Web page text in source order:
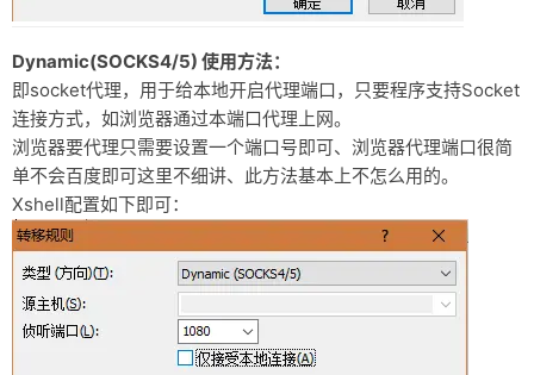
Dynamic(SOCKS4/5) 使用方法：
即socket代理，用于给本地开启代理端口，只要程序支持Socket
连接方式，如浏览器通过本端口代理上网。
浏览器要代理只需要设置一个端口号即可、浏览器代理端口很简
单不会百度即可这里不细讲、此方法基本上不怎么用的。
Xshell配置如下即可：